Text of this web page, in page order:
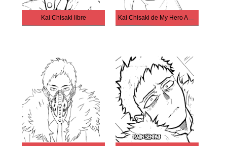
Kai Chisaki libre Kai Chisaki de My Hero Academia